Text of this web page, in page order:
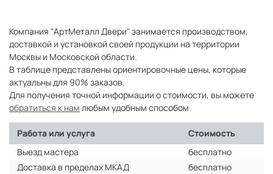
Компания "АртМеталл Двери" занимается производством,
доставкой и установкой своей продукции на территории
Москвы и Московской области.
В таблице представлены ориентировочные цены, которые
актуальны для 90% заказов.
Для получения точной информации о стоимости, вы можете
обратиться к нам любым удобным способом.
Работа или услуга
Стоимость
Выезд мастера
бесплатно
Доставка в пределах МКАД
бесплатно